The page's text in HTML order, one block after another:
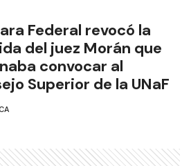
Federal revocó la
del juez Morán que
convocar al
Superior de la UNaF